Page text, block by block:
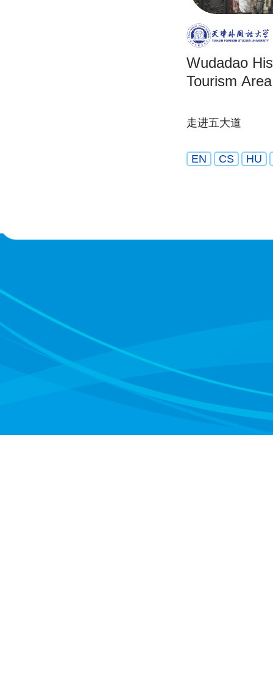
Wudadao
Tourism Area
走进五大道
EN CS HU